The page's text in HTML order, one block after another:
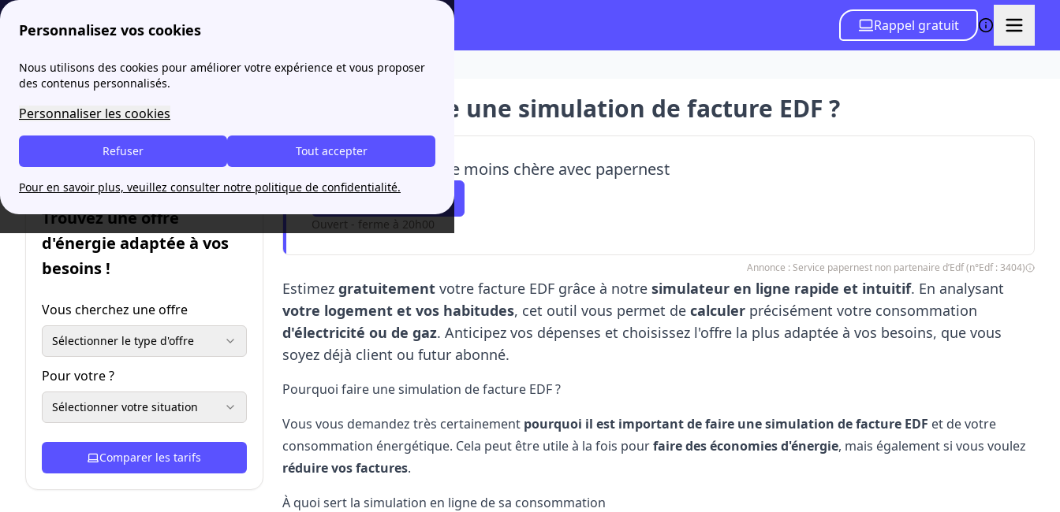
Personnalisez vos cookies
Nous utilisons des cookies pour améliorer votre expérience et vous proposer
des contenus personnalisés.
Personnaliser les cookies
Tout accepter
Refuser
Pour en savoir plus, veuillez consulter notre politique de confidentialité.
Rappel gratuit
papernest MoreTarif Comment faire une simulation de facture EDF ?
Trouvez une offre
d'énergie adaptée à vos
besoins !
Vous cherchez une offre
Sélectionner le type d'offre
Pour votre ?
Sélectionner votre situation
Comparer les tarifs
Comment faire une simulation de facture EDF ?
Je paye mon énergie moins chère avec papernest
Me faire rappeler !
Ouvert - ferme à 20h00
Annonce : Service papernest non partenaire d’Edf (n°Edf : 3404)
Estimez gratuitementvotre facture EDF grâce à notre simulateur en ligne rapide et intuitif. En analysant
votre logement et vos habitudes, cet outil vous permet de calculerprécisément votre consommation
d'électricité ou de gaz. Anticipez vos dépenses et choisissez l'offre la plus adaptée à vos besoins, que vous
soyez déjà client ou futur abonné.
Pourquoi faire une simulation de facture EDF ?
Vous vous demandez très certainement pourquoi il est important de faire une simulation de facture EDF et de votre
consommation énergétique. Cela peut être utile à la fois pourfaire des économies d'énergie, mais également si vous voulez
réduire vos factures.
À quoi sert la simulation en ligne de sa consommation